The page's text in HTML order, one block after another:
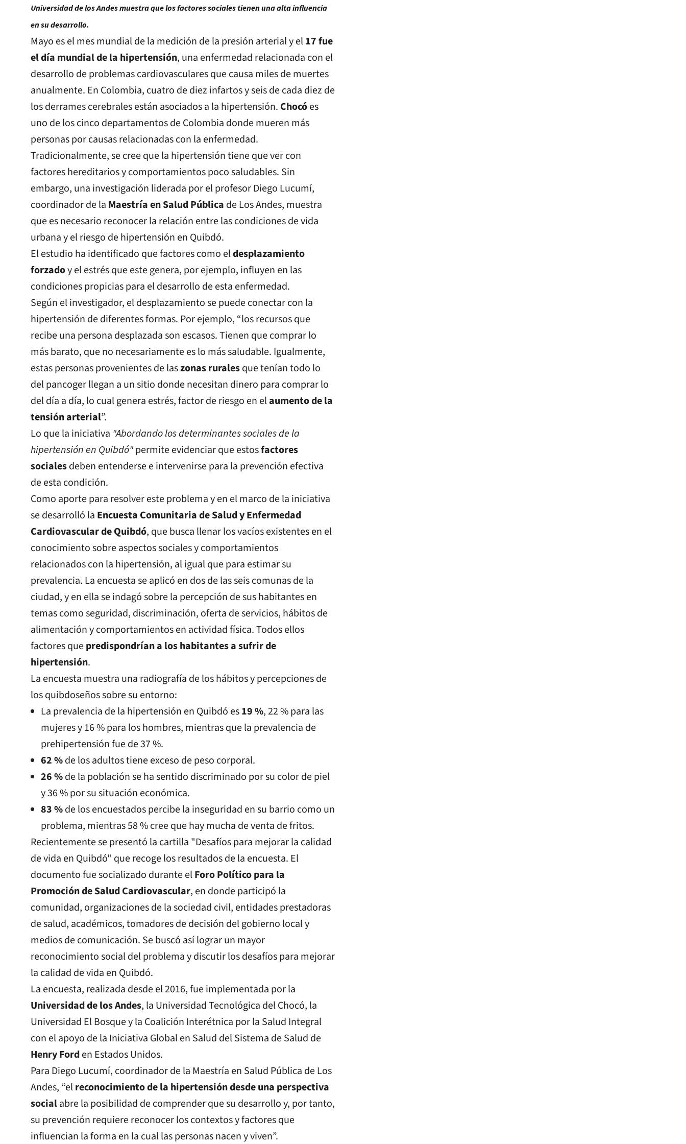
Universidad de los Andes muestra que los factores sociales tienen una alta influencia
en su desarrollo.
Mayo es el mes mundial de la medición de la presión arterial y el17 fue
el día mundial de la hipertensión, una enfermedad relacionada con el
desarrollo de problemas cardiovasculares que causa miles de muertes
anualmente. En Colombia, cuatro de diez infartos y seis de cada diez de
los derrames cerebrales están asociados a la hipertensión. Chocóes
uno de los cinco departamentos de Colombia donde mueren más
personas por causas relacionadas con la enfermedad.
Tradicionalmente, se cree que la hipertensión tiene que ver con
factores hereditarios y comportamientos poco saludables. Sin
embargo, una investigación liderada por el profesor Diego Lucumí,
coordinador de la Maestría en Salud Pública de Los Andes, muestra
que es necesario reconocer la relación entre las condiciones de vida
urbana y el riesgo de hipertensión en Quibdó.
El estudio ha identificado que factores como eldesplazamiento
forzadoy el estrés que este genera, por ejemplo, influyen en las
condiciones propicias para el desarrollo de esta enfermedad.
Según el investigador, el desplazamiento se puede conectar con la
hipertensión de diferentes formas. Por ejemplo, “los recursos que
recibe una persona desplazada son escasos. Tienen que comprar lo
más barato, que no necesariamente es lo más saludable. Igualmente,
estas personas provenientes de laszonas ruralesque tenían todo lo
del pancoger llegan a un sitio donde necesitan dinero para comprar lo
del día a día, lo cual genera estrés, factor de riesgo en elaumento de la
tensión arterial”.
Lo que la iniciativa "Abordando los determinantes sociales de la
hipertensión en Quibdó"permite evidenciar que estosfactores
socialesdeben entenderse e intervenirse para la prevención efectiva
de esta condición.
Como aporte para resolver este problema y en el marco de la iniciativa
se desarrolló la Encuesta Comunitaria de Salud y Enfermedad
Cardiovascular de Quibdó, que busca llenar los vacíos existentes en el
conocimiento sobre aspectos sociales y comportamientos
relacionados con la hipertensión, al igual que para estimar su
prevalencia. La encuesta se aplicó en dos de las seis comunas de la
ciudad, y en ella se indagó sobre la percepción de sus habitantes en
temas como seguridad, discriminación, oferta de servicios, hábitos de
alimentación y comportamientos en actividad física. Todos ellos
factores quepredispondrían a los habitantes a sufrir de
hipertensión.
La encuesta muestra una radiografía de los hábitos y percepciones de
los quibdoseños sobre su entorno:
La prevalencia de la hipertensión en Quibdó es19 %, 22 % para las
mujeres y 16 % para los hombres, mientras que la prevalencia de
prehipertensión fue de 37 %.
62 %de los adultos tiene exceso de peso corporal.
26 %de la población se ha sentido discriminado por su color de piel
y 36 % por su situación económica.
83 %de los encuestados percibe la inseguridad en su barrio como un
problema, mientras 58 % cree que hay mucha de venta de fritos.
Recientemente se presentó la cartilla "Desafíos para mejorar la calidad
de vida en Quibdó" que recoge los resultados de la encuesta. El
documento fue socializado durante elForo Político para la
Promoción de Salud Cardiovascular, en donde participó la
comunidad, organizaciones de la sociedad civil, entidades prestadoras
de salud, académicos, tomadores de decisión del gobierno local y
medios de comunicación. Se buscó así lograr un mayor
reconocimiento social del problema y discutir los desafíos para mejorar
la calidad de vida en Quibdó.
La encuesta, realizada desde el 2016, fue implementada por la
Universidad de los Andes, la Universidad Tecnológica del Chocó, la
Universidad El Bosque y la Coalición Interétnica por la Salud Integral
con el apoyo de la Iniciativa Global en Salud del Sistema de Salud de
Henry Forden Estados Unidos.
Para Diego Lucumí, coordinador de la Maestría en Salud Pública de Los
Andes, “elreconocimiento de la hipertensión desde una perspectiva
socialabre la posibilidad de comprender que su desarrollo y, por tanto,
su prevención requiere reconocer los contextos y factores que
influencian la forma en la cual las personas nacen y viven”.